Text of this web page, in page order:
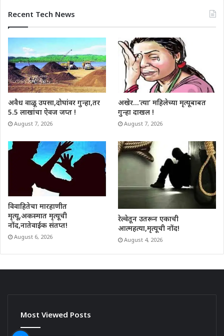
Recent Tech News
अवैध वाळू उपसा,दोघांवर गुन्हा,तर
5.5 लाखांचा ऐवज जप्त !
August 7, 2026
अखेर…’त्या’ महिलेच्या मृत्यूबाबत
गुन्हा दाखल !
August 7, 2026
विवाहितेचा मारहाणीत
मृत्यू,अकस्मात मृत्यूची
नोंद,नातेवाईक संतप्त!
August 6, 2026
रेल्वेतून उतरून एकाची
आत्महत्या,मृत्यूची नोंद!
August 4, 2026
Most Viewed Posts